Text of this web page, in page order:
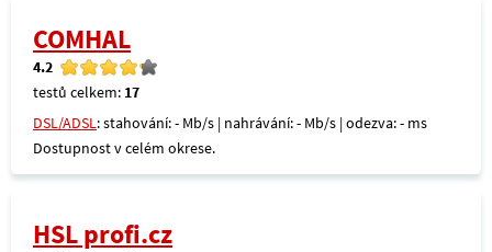
COMHAL
4.2
testů celkem: 17
DSL/ADSL: stahování: - Mb/s | nahrávání: - Mb/s | odezva: - ms
Dostupnost v celém okrese.
HSL profi.cz